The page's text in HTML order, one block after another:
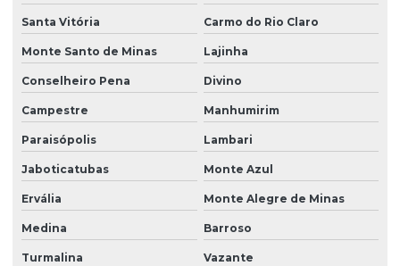
Santa Vitória Carmo do Rio Claro
Monte Santo de Minas Lajinha
Conselheiro Pena Divino
Campestre Manhumirim
Paraisópolis Lambari
Jaboticatubas Monte Azul
Ervália Monte Alegre de Minas
Medina Barroso
Turmalina Vazante